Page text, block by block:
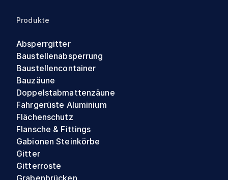
Produkte
Absperrgitter
Baustellenabsperrung
Baustellencontainer
Bauzäune
Doppelstabmattenzäune
Fahrgerüste Aluminium
Flächenschutz
Flansche & Fittings
Gabionen Steinkörbe
Gitter
Gitterroste